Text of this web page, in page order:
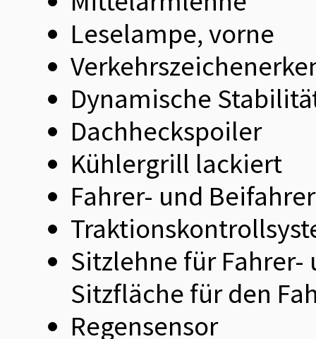
Leselampe, vorne
Dynamische
Dachheckspoiler
Kühlergrill lackiert
Fahrer- und
Sitzlehne für
Sitzfläche für den
Regensensor